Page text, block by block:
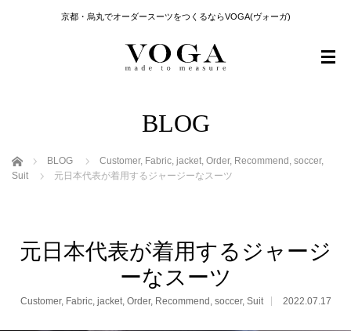
京都・烏丸でオーダースーツをつくるならVOGA(ヴォーガ)
BLOG
ホーム BLOG Customer, Fabric, jacket, Order, Recommend , soccer,
Suit
元日本代表が着用するジャージーなスーツ
元日本代表が着用するジャージ
ーなスーツ
Customer, Fabric, jacket, Order, Recommend , soccer, Suit 2022.07.17